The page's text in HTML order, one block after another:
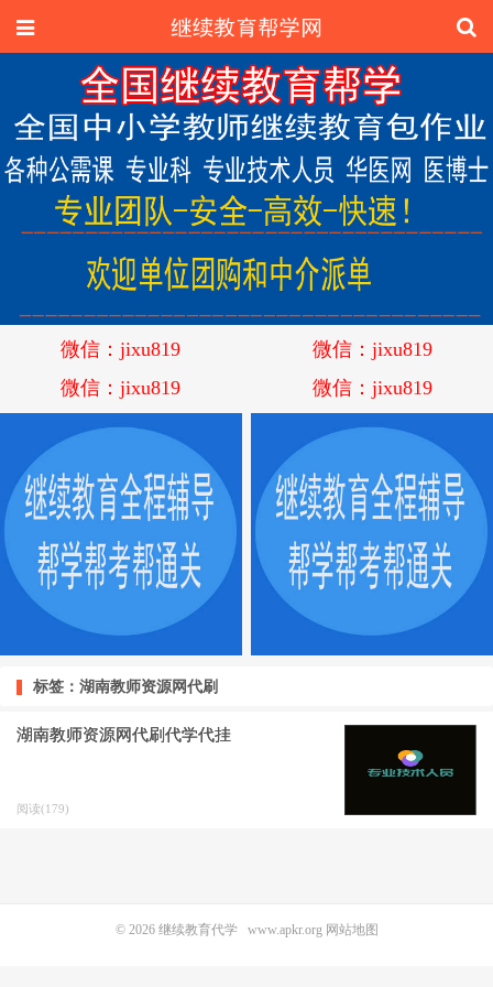
微信：jixu819
微信：jixu819
微信：jixu819
微信：jixu819
标签：湖南教师资源网代刷
湖南教师资源网代刷代学代挂
阅读(179)
© 2026 继续教育代学 www.apkr.org 网站地图